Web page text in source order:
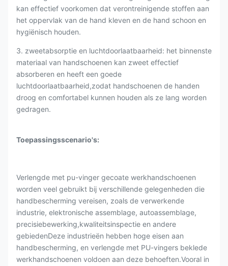
kan effectief voorkomen dat verontreinigende stoffen aan
het oppervlak van de hand kleven en de hand schoon en
hygiënisch houden.
3. zweetabsorptie en luchtdoorlaatbaarheid: het binnenste
materiaal van handschoenen kan zweet effectief
absorberen en heeft een goede
luchtdoorlaatbaarheid,zodat handschoenen de handen
droog en comfortabel kunnen houden als ze lang worden
gedragen.
Toepassingsscenario's:
Verlengde met pu-vinger gecoate werkhandschoenen
worden veel gebruikt bij verschillende gelegenheden die
handbescherming vereisen, zoals de verwerkende
industrie, elektronische assemblage, autoassemblage,
precisiebewerking,kwaliteitsinspectie en andere
gebiedenDeze industrieën hebben hoge eisen aan
handbescherming, en verlengde met PU-vingers beklede
werkhandschoenen voldoen aan deze behoeften.Vooral in